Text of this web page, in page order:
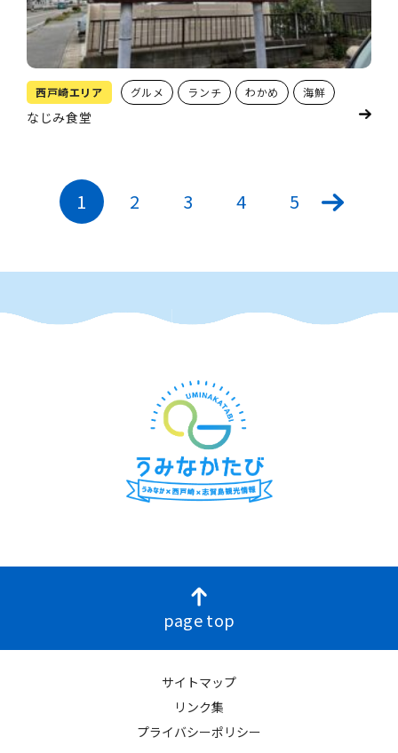
西戸崎エリア グルメ ランチ わかめ 海鮮
なじみ食堂
1 2 3 4 5
page top
サイトマップ
リンク集
プライバシーポリシー